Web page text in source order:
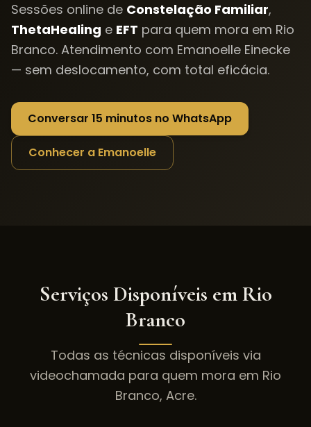
Sessões online de Constelação Familiar,
ThetaHealing e EFT para quem mora em Rio
Branco. Atendimento com Emanoelle Einecke
— sem deslocamento, com total eficácia.
Conversar 15 minutos no WhatsApp
Conhecer a Emanoelle
Serviços Disponíveis emRio
Branco
Todas as técnicas disponíveis via
videochamada para quem mora em Rio
Branco, Acre.